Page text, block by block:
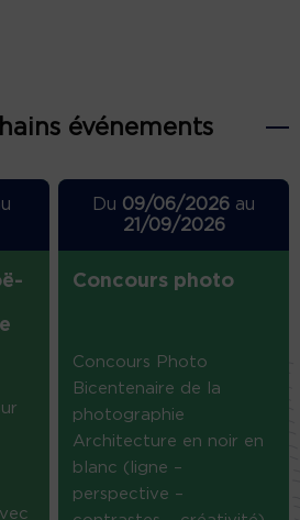
événements
Du 09/06/2026 au
21/09/2026
Concours photo
Concours Photo
Bicentenaire de la
photographie
Architecture en noir en
blanc (ligne –
perspective –